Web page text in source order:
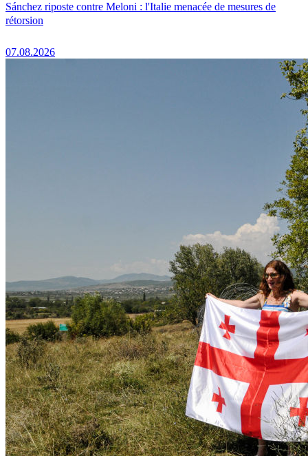
Sánchez riposte contre Meloni : l'Italie menacée de mesures de
rétorsion
07.08.2026